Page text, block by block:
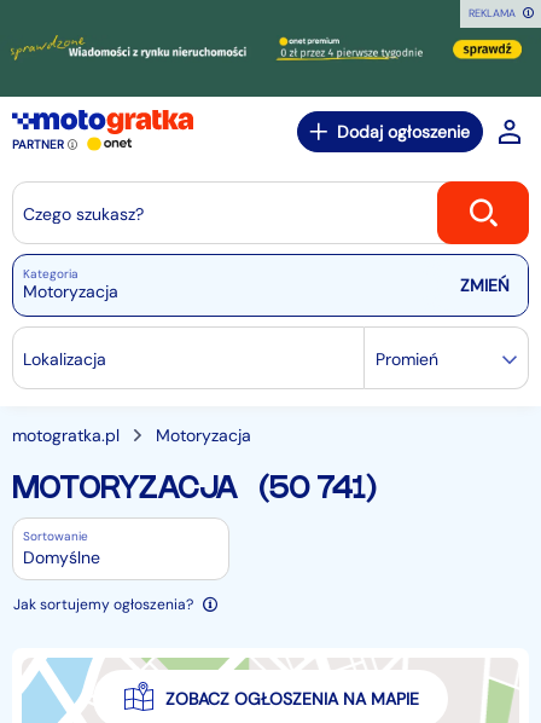
REKLAMA
PARTNER
Dodaj ogłoszenie
Czego szukasz?
Kategoria
Motoryzacja
Lokalizacja Promień
motogratka.pl Motoryzacja
MOTORYZACJA (50 741)
Sortowanie
Domyślne
Jak sortujemy ogłoszenia?
ZOBACZ OGŁOSZENIA NA MAPIE